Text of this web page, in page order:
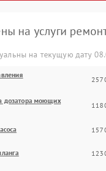
на услуги
на текущую дату
дозатора моющих